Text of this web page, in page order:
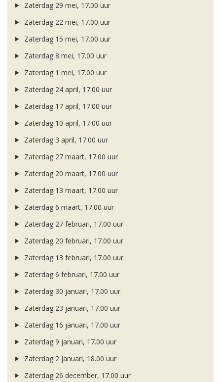
Zaterdag 29 mei, 17.00 uur
Zaterdag 22 mei, 17.00 uur
Zaterdag 15 mei, 17.00 uur
Zaterdag 8 mei, 17.00 uur
Zaterdag 1 mei, 17.00 uur
Zaterdag 24 april, 17.00 uur
Zaterdag 17 april, 17.00 uur
Zaterdag 10 april, 17.00 uur
Zaterdag 3 april, 17.00 uur
Zaterdag 27 maart, 17.00 uur
Zaterdag 20 maart, 17.00 uur
Zaterdag 13 maart, 17.00 uur
Zaterdag 6 maart, 17.00 uur
Zaterdag 27 februari, 17.00 uur
Zaterdag 20 februari, 17.00 uur
Zaterdag 13 februari, 17.00 uur
Zaterdag 6 februari, 17.00 uur
Zaterdag 30 januari, 17.00 uur
Zaterdag 23 januari, 17.00 uur
Zaterdag 16 januari, 17.00 uur
Zaterdag 9 januari, 17.00 uur
Zaterdag 2 januari, 18.00 uur
Zaterdag 26 december, 17.00 uur